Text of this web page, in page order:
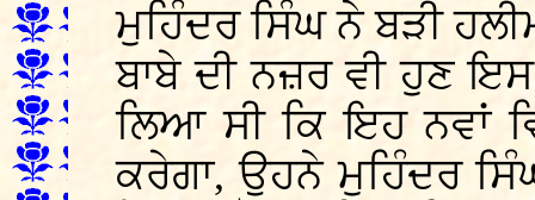
ਮੁਹਿੰਦਰ ਸਿੰਘ ਨੇ ਬੜੀ
ਬਾਬੇ ਦੀ ਨਜ਼ਰ ਵੀ ਹੁਣ
ਲਿਆ ਸੀ ਕਿ ਇਹ ਨਵਾਂ
ਕਰੇਗਾ, ਉਹਨੇ ਮੁਹਿੰਦਰ